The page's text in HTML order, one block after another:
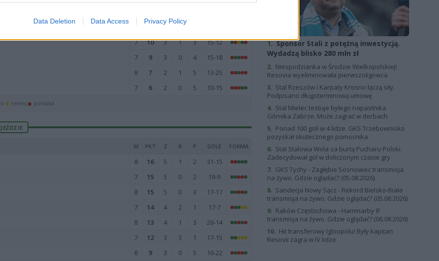
Data Deletion Data Access Privacy Policy
8 3
7 10 3 1 3 15-12
7 9 3 0 4 15-18
8 7 2 1 5 13-25
7 6 2 0 5 10-15
remis porażka
M PKT Z R P GOLE FORMA
8 16 5 1 2 31-15
7 15 5 0 2 19-9
8 15 5 0 3 17-17
7 14 4 2 1 17-7
8 13 4 1 3 26-14
7 12 3 3 1 17-15
8 9 3 0 5 16-22
1.Sponsor Stali z potężną inwestycją.
Wydadzą blisko 280 mln zł
2. Niespodzianka w Środzie Wielkopolskiej!
Resovia wyeliminowała pierwszoligowca
3. Stal Rzeszów i Karpaty Krosno łączą siły.
Podpisano długoterminową umowę
4. Stal Mielec testuje byłego napastnika
Górnika Zabrze. Może zagrać w derbach
5. Ponad 100 goli w 4 lidze. GKS Trzebownisko
pozyskał skutecznego pomocnika
6. Stal Stalowa Wola za burtą Pucharu Polski.
Zadecydował gol w doliczonym czasie gry
7. GKS Tychy - Zagłębie Sosnowiec transmisja
na żywo. Gdzie oglądać? (05.08.2026)
8. Sandecja Nowy Sącz - Rekord Bielsko-Biała
transmisja na żywo. Gdzie oglądać? (05.08.2026)
9. Raków Częstochowa - Hammarby IF
transmisja na żywo. Gdzie oglądać? (06.08.2026)
10. Hit transferowy Igloopolu! Były kapitan
Resovii zagra w IV lidze